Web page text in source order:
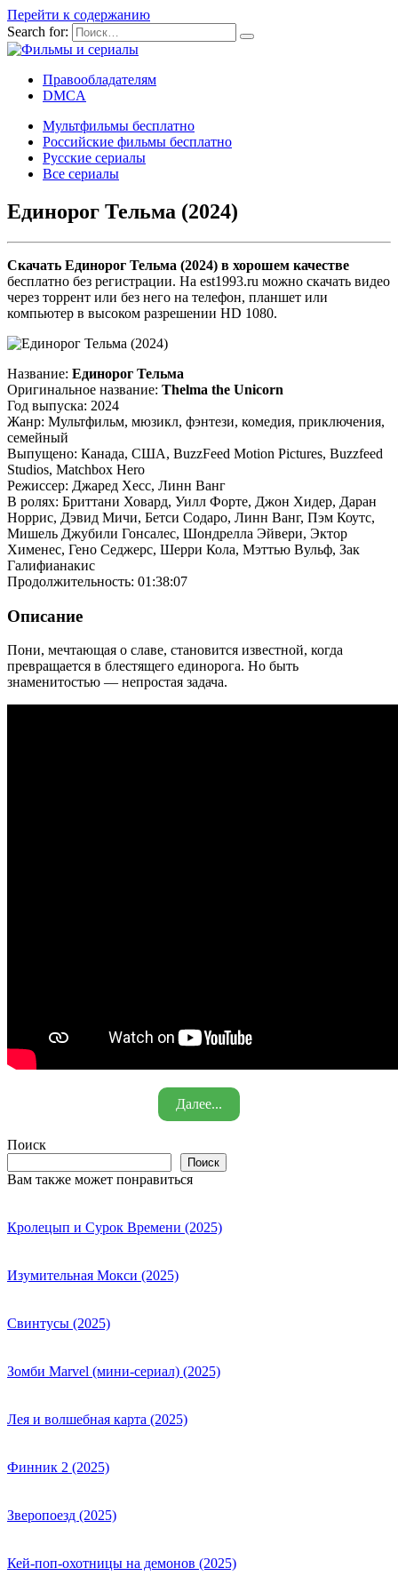
Перейти к содержанию
Search for:
Правообладателям
DMCA
Мультфильмы бесплатно
Российские фильмы бесплатно
Русские сериалы
Все сериалы
Единорог Тельма (2024)
Скачать Единорог Тельма (2024) в хорошем качестве
бесплатно без регистрации. На est1993.ru можно скачать видео
через торрент или без него на телефон, планшет или
компьютер в высоком разрешении HD 1080.
Название: Единорог Тельма
Оригинальное название: Thelma the Unicorn
Год выпуска: 2024
Жанр: Мультфильм, мюзикл, фэнтези, комедия, приключения,
семейный
Выпущено: Канада, США, BuzzFeed Motion Pictures, Buzzfeed
Studios, Matchbox Hero
Режиссер: Джаред Хесс, Линн Ванг
В ролях: Бриттани Ховард, Уилл Форте, Джон Хидер, Даран
Норрис, Дэвид Мичи, Бетси Содаро, Линн Ванг, Пэм Коутс,
Мишель Джубили Гонсалес, Шондрелла Эйвери, Эктор
Хименес, Гено Седжерс, Шерри Кола, Мэттью Вульф, Зак
Галифианакис
Продолжительность: 01:38:07
Описание
Пони, мечтающая о славе, становится известной, когда
превращается в блестящего единорога. Но быть
знаменитостью — непростая задача.
Далее...
Поиск
Поиск
Вам также может понравиться
Кролецып и Сурок Времени (2025)
Изумительная Мокси (2025)
Свинтусы (2025)
Зомби Marvel (мини-сериал) (2025)
Лея и волшебная карта (2025)
Финник 2 (2025)
Зверопоезд (2025)
Кей-поп-охотницы на демонов (2025)